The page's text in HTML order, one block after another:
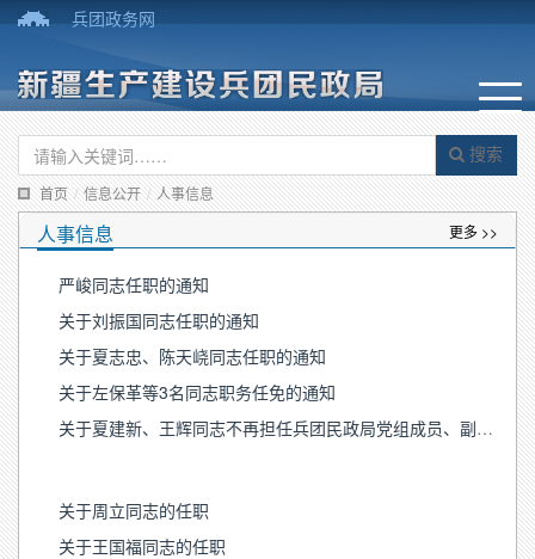
兵团政务网
搜索
首页 / 信息公开 / 人事信息
人事信息 更多 >>
严峻同志任职的通知
关于刘振国同志任职的通知
关于夏志忠、陈天峣同志任职的通知
关于左保革等3名同志职务任免的通知
关于夏建新、王辉同志不再担任兵团民政局党组成员、副局长的决定
关于周立同志的任职
关于王国福同志的任职